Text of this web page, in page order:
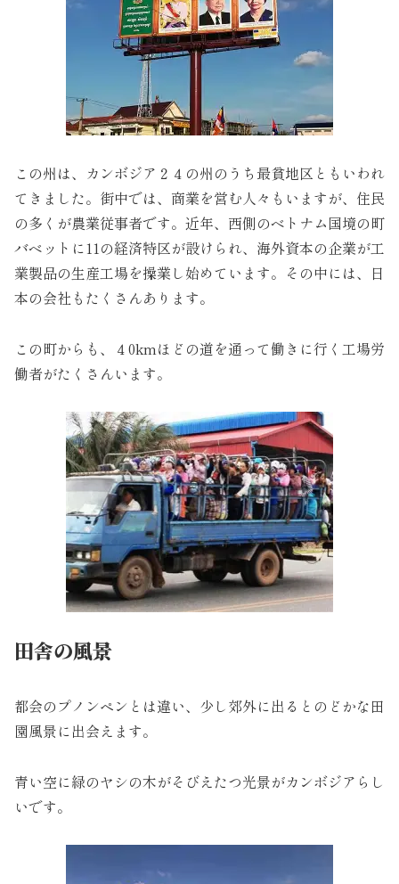
この州は、カンボジア２４の州のうち最貧地区ともいわれ
てきました。街中では、商業を営む人々もいますが、住民
の多くが農業従事者です。近年、西側のベトナム国境の町
バベットに11の経済特区が設けられ、海外資本の企業が工
業製品の生産工場を操業し始めています。その中には、日
本の会社もたくさんあります。
この町からも、４0kmほどの道を通って働きに行く工場労
働者がたくさんいます。
田舎の風景
都会のプノンペンとは違い、少し郊外に出るとのどかな田
園風景に出会えます。
青い空に緑のヤシの木がそびえたつ光景がカンボジアらし
いです。